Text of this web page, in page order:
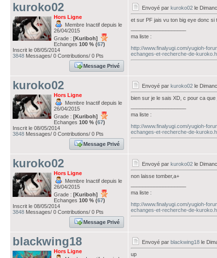
kuroko02
Hors Ligne
Membre Inactif depuis le
26/04/2015
Grade : [Kuriboh]
Echanges 100 % (67)
Inscrit le 08/05/2014
3848 Messages/ 0 Contributions/ 0 Pts
Message Privé
Envoyé par kuroko02 le
et sur PF jais vu ton big eye donc
ma liste :
http://www.finalyugi.com/yugioh-
echanges-et-recherche-de-
kuroko02
Hors Ligne
Membre Inactif depuis le
26/04/2015
Grade : [Kuriboh]
Echanges 100 % (67)
Inscrit le 08/05/2014
3848 Messages/ 0 Contributions/ 0 Pts
Message Privé
Envoyé par kuroko02 le
bien sur je le sais XD, c pour ca
ma liste :
http://www.finalyugi.com/yugioh-
echanges-et-recherche-de-
kuroko02
Hors Ligne
Membre Inactif depuis le
26/04/2015
Grade : [Kuriboh]
Echanges 100 % (67)
Inscrit le 08/05/2014
3848 Messages/ 0 Contributions/ 0 Pts
Message Privé
Envoyé par kuroko02 le
non laisse tomber,a+
ma liste :
http://www.finalyugi.com/yugioh-
echanges-et-recherche-de-
blackwing18
Hors Ligne
Envoyé par blackwing18 le
up